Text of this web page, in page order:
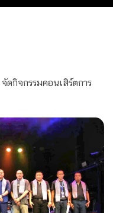
ดกิจกรรมคอนเสิร์ตการ